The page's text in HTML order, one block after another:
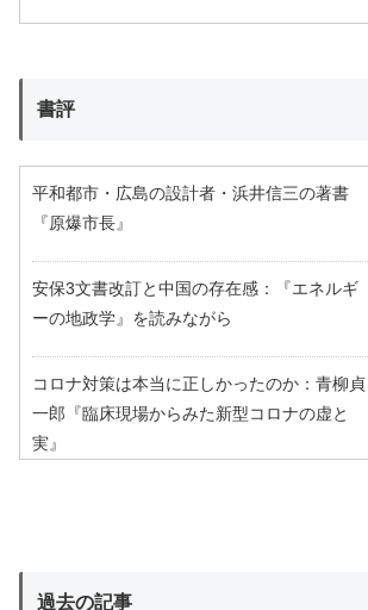
書評
平和都市・広島の設計者・浜井信三の著書
『原爆市長』
安保3文書改訂と中国の存在感：『エネルギ
ーの地政学』を読みながら
コロナ対策は本当に正しかったのか：青柳貞
一郎『臨床現場からみた新型コロナの虚と
実』
過去の記事